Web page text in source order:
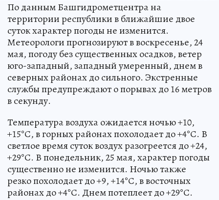
По данным Башгидрометцентра на
территории республики в ближайшие двое
суток характер погоды не изменится.
Метеорологи прогнозируют в воскресенье, 24
мая, погоду без существенных осадков, ветер
юго-западный, западный умеренный, днем в
северных районах до сильного. Экстренные
службы предупреждают о порывах до 16 метров
в секунду.
Температура воздуха ожидается ночью +10,
+15°С, в горных районах похолодает до +4°С. В
светлое время суток воздух разогреется до +24,
+29°С. В понедельник, 25 мая, характер погоды
существенно не изменится. Ночью также
резко похолодает до +9, +14°С, в восточных
районах до +4°С. Днем потеплеет до +29°С.